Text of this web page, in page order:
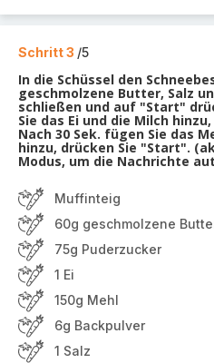
Schritt 3 /5
In die Schüssel den
geschmolzene Butter, Salz
schließen und auf "Start"
Sie das Ei und die Milch
Nach 30 Sek. fügen Sie das
hinzu, drücken Sie "Start".
Modus, um die Nachrichte
Muffinteig
60g geschmolzene
75g Puderzucker
1 Ei
150g Mehl
6g Backpulver
1 Salz